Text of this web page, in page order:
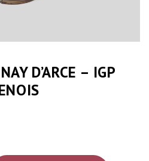
D’ARCE – IGP